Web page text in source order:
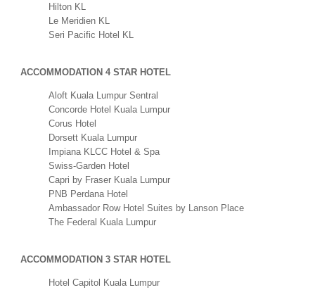
Hilton KL
Le Meridien KL
Seri Pacific Hotel KL
ACCOMMODATION 4 STAR HOTEL
Aloft Kuala Lumpur Sentral
Concorde Hotel Kuala Lumpur
Corus Hotel
Dorsett Kuala Lumpur
Impiana KLCC Hotel & Spa
Swiss-Garden Hotel
Capri by Fraser Kuala Lumpur
PNB Perdana Hotel
Ambassador Row Hotel Suites by Lanson Place
The Federal Kuala Lumpur
ACCOMMODATION 3 STAR HOTEL
Hotel Capitol Kuala Lumpur